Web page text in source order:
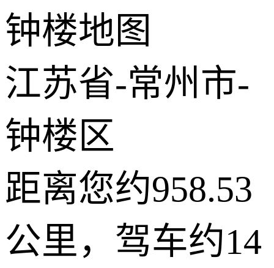
钟楼地图
2 公里
© 2026 AutoNavi - GS(2019)6379号
江苏省-常州市-
钟楼区
距离您约958.53
公里，驾车约14